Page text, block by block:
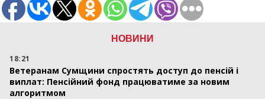
НОВИНИ
18:21
Ветеранам Сумщини спростять доступ до пенсій і
виплат: Пенсійний фонд працюватиме за новим
алгоритмом